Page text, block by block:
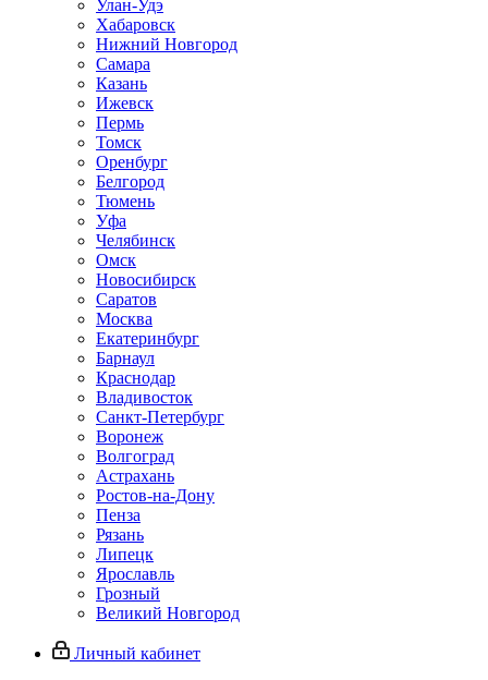
Улан-Удэ
Хабаровск
Нижний Новгород
Самара
Казань
Ижевск
Пермь
Томск
Оренбург
Белгород
Тюмень
Уфа
Челябинск
Омск
Новосибирск
Саратов
Москва
Екатеринбург
Барнаул
Краснодар
Владивосток
Санкт-Петербург
Воронеж
Волгоград
Астрахань
Ростов-на-Дону
Пенза
Рязань
Липецк
Ярославль
Грозный
Великий Новгород
Личный кабинет